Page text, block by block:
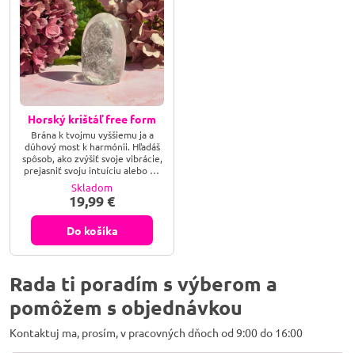
Horský krištáľ free form
Brána k tvojmu vyššiemu ja a
dúhový most k harmónii. Hľadáš
spôsob, ako zvýšiť svoje vibrácie,
prejasniť svoju intuíciu alebo do
svojho domova vniesť kúsok
magického neba? Nechaj sa
uniesť éterickou krásou
Horského krištáľu free form AB a
dovoľ jeho dúhovému jasu, aby
rozptýlil tiene pochybností,
prebudil tvoju vnútornú múdrosť
priestor na oázu čistého svetla
a...
Skladom
19,99 €
Do košíka
Rada ti poradím s výberom a
pomôžem s objednávkou
Kontaktuj ma, prosím, v pracovných dňoch od 9:00 do 16:00